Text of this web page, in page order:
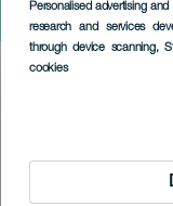
Personalised advertising
research and services
through device scanning,
cookies
El Lago
Imagen